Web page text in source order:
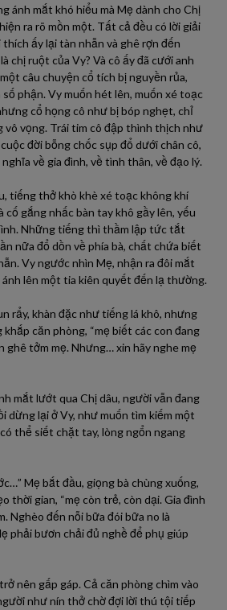
ánh mắt khó hiểu mà Mẹ dành cho Chị
ra rõ mồn một. Tất cả đều có lời giải
ấy lại tàn nhẫn và ghê rợn đến
chị ruột của Vy? Và cô ấy đã cưới anh
câu chuyện cổ tích bị nguyền rủa,
phận. Vy muốn hét lên, muốn xé toạc
cổ họng cô như bị bóp nghẹt, chỉ
vọng. Trái tim cô đập thình thịch như
đời bỗng chốc sụp đổ dưới chân cô,
về gia đình, về tình thân, về đạo lý.
tiếng thở khò khè xé toạc không khí
cố gắng nhấc bàn tay khô gầy lên, yếu
Những tiếng thì thầm lập tức tắt
nữa đổ dồn về phía bà, chất chứa biết
Vy ngước nhìn Mẹ, nhận ra đôi mắt
lên một tia kiên quyết đến lạ thường.
rẩy, khàn đặc như tiếng lá khô, nhưng
căn phòng, “mẹ biết các con đang
ghê tởm mẹ. Nhưng… xin hãy nghe mẹ
mắt lướt qua Chị dâu, người vẫn đang
dừng lại ở Vy, như muốn tìm kiếm một
thể siết chặt tay, lòng ngổn ngang
Mẹ bắt đầu, giọng bà chùng xuống,
thời gian, “mẹ còn trẻ, còn dại. Gia đình
Nghèo đến nỗi bữa đói bữa no là
phải bươn chải đủ nghề để phụ giúp
nên gấp gáp. Cả căn phòng chìm vào
như nín thở chờ đợi lời thú tội tiếp